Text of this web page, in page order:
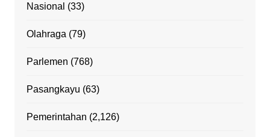
Nasional (33)
Olahraga (79)
Parlemen (768)
Pasangkayu (63)
Pemerintahan (2,126)